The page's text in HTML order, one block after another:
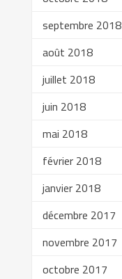
septembre 2018
août 2018
juillet 2018
juin 2018
mai 2018
février 2018
janvier 2018
décembre 2017
novembre 2017
octobre 2017